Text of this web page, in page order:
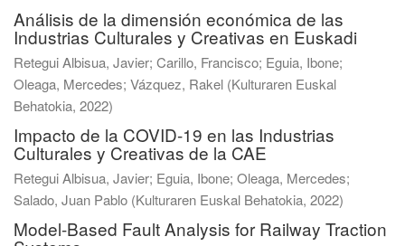
Análisis de la dimensión económica de las
Industrias Culturales y Creativas en Euskadi
Retegui Albisua, Javier; Carillo, Francisco; Eguia, Ibone;
Oleaga, Mercedes; Vázquez, Rakel (Kulturaren Euskal
Behatokia, 2022)
Impacto de la COVID-19 en las Industrias
Culturales y Creativas de la CAE
Retegui Albisua, Javier; Eguia, Ibone; Oleaga, Mercedes;
Salado, Juan Pablo (Kulturaren Euskal Behatokia, 2022)
Model-Based Fault Analysis for Railway Traction